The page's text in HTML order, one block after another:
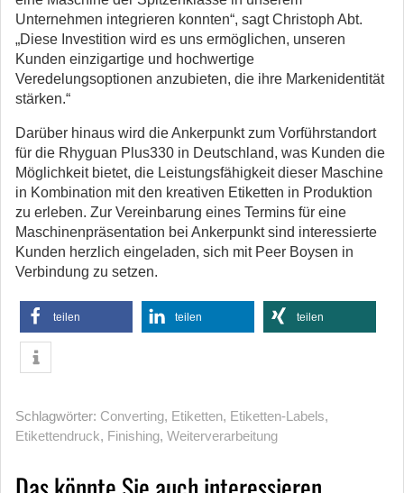
Unternehmen integrieren konnten“, sagt Christoph Abt.
„Diese Investition wird es uns ermöglichen, unseren
Kunden einzigartige und hochwertige
Veredelungsoptionen anzubieten, die ihre Markenidentität
stärken.“
Darüber hinaus wird die Ankerpunkt zum Vorführstandort
für die Rhyguan Plus330 in Deutschland, was Kunden die
Möglichkeit bietet, die Leistungsfähigkeit dieser Maschine
in Kombination mit den kreativen Etiketten in Produktion
zu erleben. Zur Vereinbarung eines Termins für eine
Maschinenpräsentation bei Ankerpunkt sind interessierte
Kunden herzlich eingeladen, sich mit Peer Boysen in
Verbindung zu setzen.
teilen teilen teilen
Schlagwörter: Converting, Etiketten, Etiketten-Labels,
Etikettendruck, Finishing, Weiterverarbeitung